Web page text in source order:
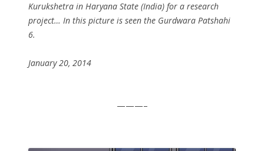
Kurukshetra in Haryana State (India) for a research
project… In this picture is seen the Gurdwara Patshahi
6.
January 20, 2014
———–